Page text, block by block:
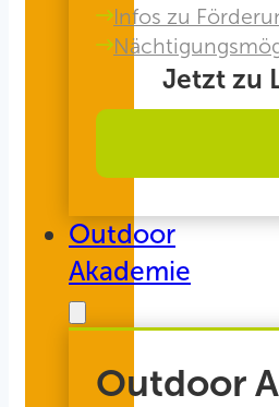
Infos zu
Jetzt zu
Outdoor
Akademie
Outdoor